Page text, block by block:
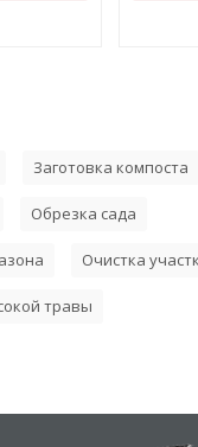
Заготовка компоста
Обрезка сада
Очистка
травы